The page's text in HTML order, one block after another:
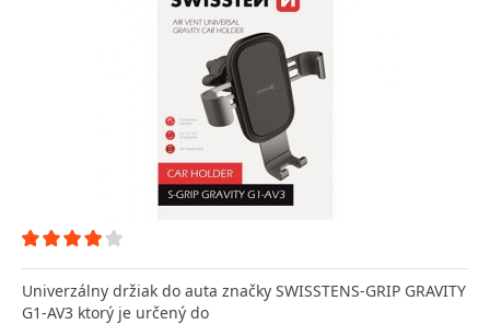
Univerzálny držiak do auta značky SWISSTENS-GRIP GRAVITY
G1-AV3 ktorý je určený do